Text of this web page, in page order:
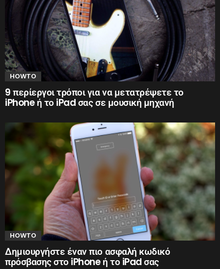
HOWTO
9 περίεργοι τρόποι για να μετατρέψετε το
iPhone ή το iPad σας σε μουσική μηχανή
HOWTO
Δημιουργήστε έναν πιο ασφαλή κωδικό
πρόσβασης στο iPhone ή το iPad σας